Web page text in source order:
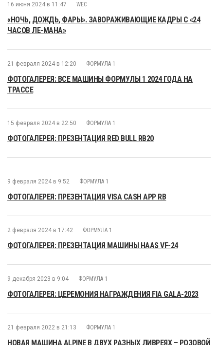
16 июня 2024 в 11:47 WEC
«НОЧЬ, ДОЖДЬ, ФАРЫ». ЗАВОРАЖИВАЮЩИЕ КАДРЫ С «24
ЧАСОВ ЛЕ-МАНА»
21 февраля 2024 в 12:20 ФОРМУЛА 1
ФОТОГАЛЕРЕЯ: ВСЕ МАШИНЫ ФОРМУЛЫ 1 2024 ГОДА НА
ТРАССЕ
15 февраля 2024 в 22:50 ФОРМУЛА 1
ФОТОГАЛЕРЕЯ: ПРЕЗЕНТАЦИЯ RED BULL RB20
9 февраля 2024 в 9:52 ФОРМУЛА 1
ФОТОГАЛЕРЕЯ: ПРЕЗЕНТАЦИЯ VISA CASH APP RB
2 февраля 2024 в 17:42 ФОРМУЛА 1
ФОТОГАЛЕРЕЯ: ПРЕЗЕНТАЦИЯ МАШИНЫ HAAS VF-24
9 декабря 2023 в 9:04 ФОРМУЛА 1
ФОТОГАЛЕРЕЯ: ЦЕРЕМОНИЯ НАГРАЖДЕНИЯ FIA GALA-2023
21 февраля 2022 в 21:13 ФОРМУЛА 1
НОВАЯ МАШИНА ALPINE В ДВУХ РАЗНЫХ ЛИВРЕЯХ – РОЗОВОЙ